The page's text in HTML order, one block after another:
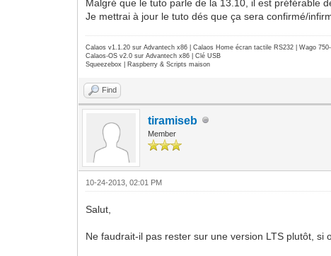
Malgré que le tuto parle de la 13.10, il est préférable
Je mettrai à jour le tuto dés que ça sera confirmé/
Calaos v1.1.20 sur Advantech x86 | Calaos Home écran tactile RS232 | Wago
Calaos-OS v2.0 sur Advantech x86 | Clé USB
Squeezebox | Raspberry & Scripts maison
Find
tiramiseb
Member
10-24-2013, 02:01 PM
Salut,
Ne faudrait-il pas rester sur une version LTS plutôt, si